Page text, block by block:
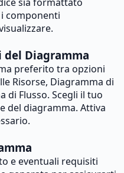
componenti
Diagramma
preferito tra opzioni
Risorse, Diagramma di
di Flusso. Scegli il tuo
del diagramma. Attiva
e eventuali requisiti